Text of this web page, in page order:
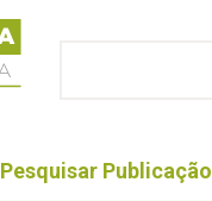
Pesquisar Publicação